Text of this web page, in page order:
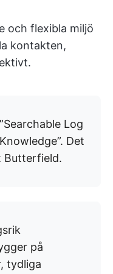
och flexibla miljö
kontakten,
Log
Det
Butterfield.
på
tydliga